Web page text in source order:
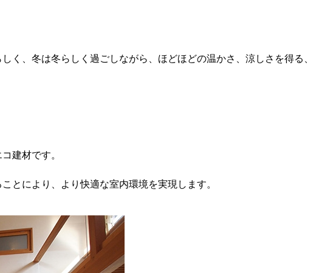
く、冬は冬らしく過ごしながら、ほどほどの温かさ、涼しさを得る、
建材です。
とにより、より快適な室内環境を実現します。